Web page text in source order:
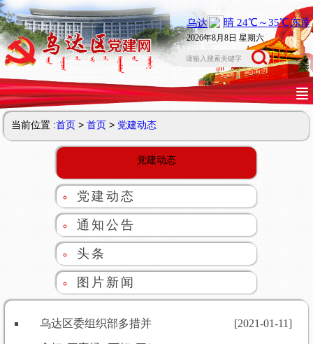
2026年8月8日 星期六
当前位置 :首页> 首页> 党建动态
党建动态
党建动态
通知公告
头条
图片新闻
乌达区委组织部多措并举抓好党员学习教育工作
[2021-01-11]